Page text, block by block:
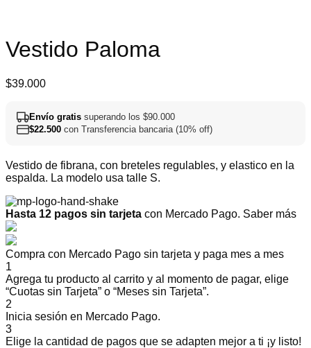
Vestido Paloma
$39.000
Envío gratis superando los $90.000
$22.500 con Transferencia bancaria (10% off)
Vestido de fibrana, con breteles regulables, y elastico en la
espalda. La modelo usa talle S.
Hasta 12 pagos sin tarjeta con Mercado Pago. Saber más
Compra con Mercado Pago sin tarjeta y paga mes a mes
1
Agrega tu producto al carrito y al momento de pagar, elige
“Cuotas sin Tarjeta” o “Meses sin Tarjeta”.
2
Inicia sesión en Mercado Pago.
3
Elige la cantidad de pagos que se adapten mejor a ti ¡y listo!